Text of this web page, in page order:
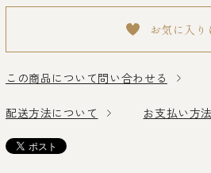
お気に入り
この商品について問い合わせる
配送方法について お支払い方